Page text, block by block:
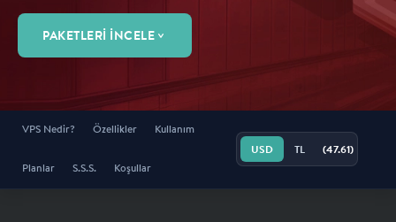
KURUMSAL HOSTİNG
WORDPRESS HOSTİNG
SERVER BUILDER
LOADBALANCER
YERLİ E-POSTA
SSL SERTİFİKALARI
KURUMSAL
PAKETLERI İNCELE
VPS Nedir? Özellikler Kullanım
Planlar S.S.S. Koşullar
USD TL (47.61)